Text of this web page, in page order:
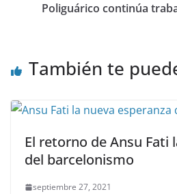
Poliguárico continúa
También te
El retorno de Ansu Fati
del barcelonismo
septiembre 27, 2021